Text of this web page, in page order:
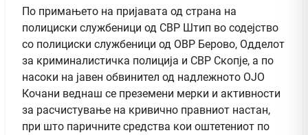
По примањето на пријавата од страна на
полициски службеници од СВР Штип во содејство
со полициски службеници од ОВР Берово, Одделот
за криминалистичка полиција и СВР Скопје, а по
насоки на јавен обвинител од надлежното ОЈО
Кочани веднаш се преземени мерки и активности
за расчистување на кривично правниот настан,
при што паричните средства кои оштетениот по